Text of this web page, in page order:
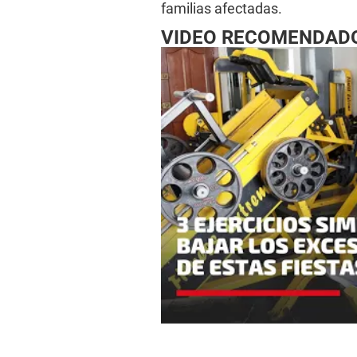
familias afectadas.
VIDEO